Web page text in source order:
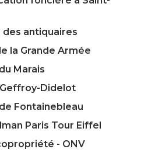
des antiquaires
la Grande Armée
Marais
Didelot
Fontainebleau
Paris Tour Eiffel
- ONV